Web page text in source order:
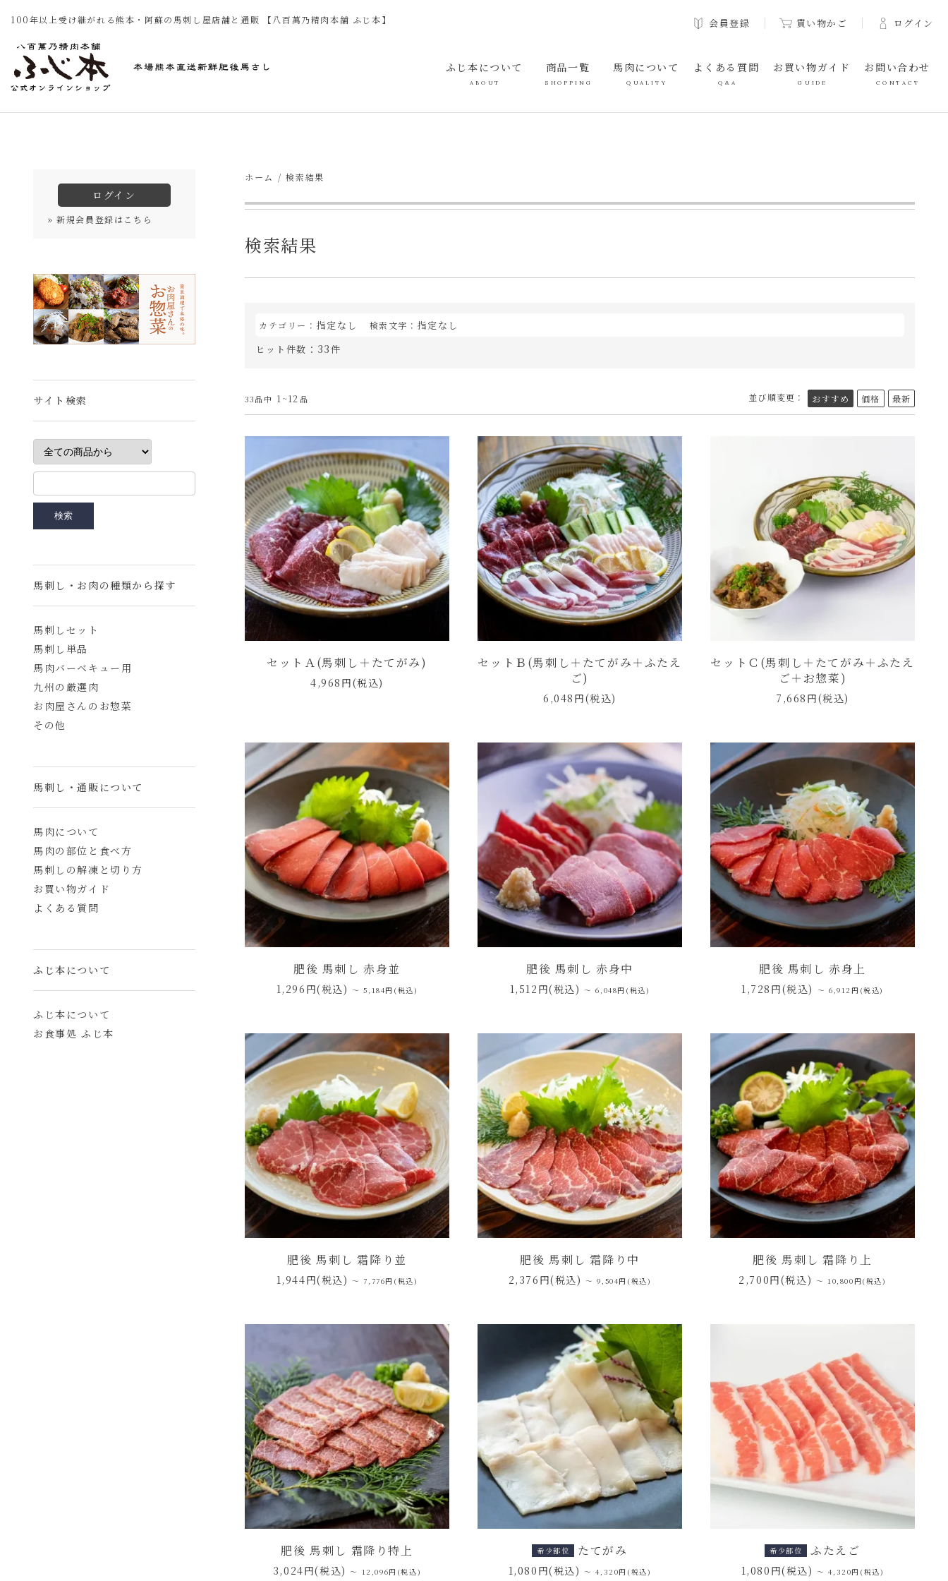
100年以上受け継がれる熊本・阿蘇の馬刺し屋店舗と通販 【八百萬乃精肉本舗 ふじ本】 会員登録 買い物かご ログイン
ふじ本について 商品一覧 馬肉について よくある質問 お買い物ガイド お問い合わせ
ホーム 検索結果
検索結果
カテゴリー： 指定なし 検索文字： 指定なし
ヒット件数： 33件
33品中 1~12 品 並び順変更： おすすめ 価格 最新
セットＡ(馬刺し＋たてがみ)
4,968円(税込)
セットＢ(馬刺し＋たてがみ＋ふたえ
ご)
6,048円(税込)
セットＣ(馬刺し＋たてがみ＋ふたえ
ご＋お惣菜)
7,668円(税込)
肥後 馬刺し 赤身並
1,296円(税込)～ 5,184円(税込)
肥後 馬刺し 赤身中
1,512円(税込)～ 6,048円(税込)
肥後 馬刺し 赤身上
1,728円(税込) ～ 6,912円(税込)
肥後 馬刺し 霜降り並
1,944円(税込)～ 7,776円(税込)
肥後 馬刺し 霜降り中
2,376円(税込)～ 9,504円(税込)
肥後 馬刺し 霜降り上
2,700円(税込) ～ 10,800円(税込)
肥後 馬刺し 霜降り特上
3,024円(税込)～ 12,096円(税込)
希少部位 たてがみ
1,080円(税込)～ 4,320円(税込)
希少部位 ふたえご
1,080円(税込)～ 4,320円(税込)
ログイン
» 新規会員登録はこちら
サイト検索
馬刺し・お肉の種類から探す
馬刺しセット
馬刺し単品
馬肉バーベキュー用
九州の厳選肉
お肉屋さんのお惣菜
その他
馬刺し・通販について
馬肉について
馬肉の部位と食べ方
馬刺しの解凍と切り方
お買い物ガイド
よくある質問
ふじ本について
ふじ本について
お食事処 ふじ本